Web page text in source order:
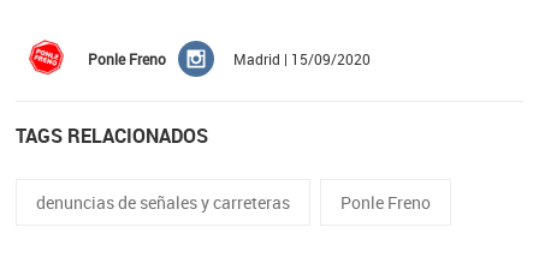
Ponle Freno Madrid | 15/09/2020
TAGS RELACIONADOS
denuncias de señales y carreteras Ponle Freno